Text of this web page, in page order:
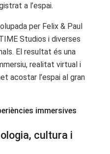
a l’espai.
per Felix & Paul
Studios i diverses
El resultat és una
realitat virtual i
acostar l’espai al gran
immersives
cultura i